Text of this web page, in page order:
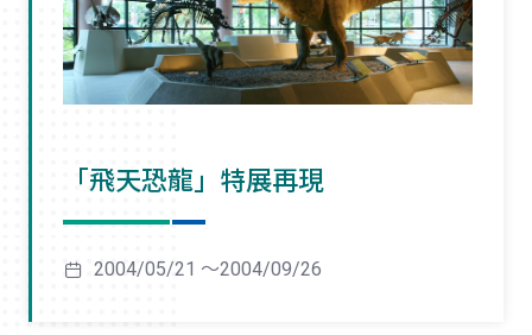
「飛天恐龍」特展再現
2004/05/21 ～2004/09/26